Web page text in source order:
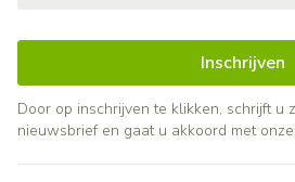
Inschrijven
Door op inschrijven te klikken, schrijft u
nieuwsbrief en gaat u akkoord met onze